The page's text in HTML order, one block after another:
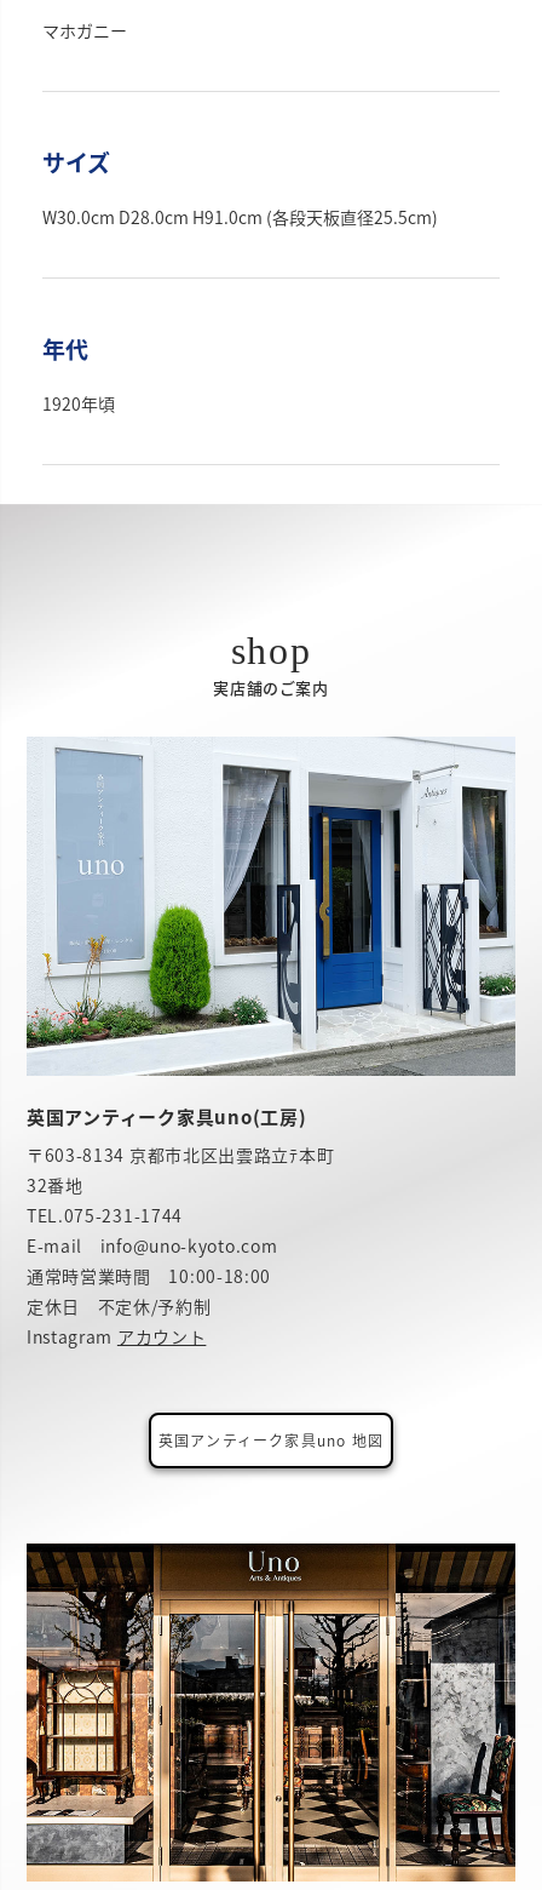
マホガニー
サイズ
W30.0cm D28.0cm H91.0cm (各段天板直径25.5cm)
年代
1920年頃
実店舗のご案内
英国アンティーク家具uno(工房)
〒603-8134 京都市北区出雲路立ﾃ本町
32番地
TEL.075-231-1744
E-mail info@uno-kyoto.com
通常時営業時間 10:00-18:00
定休日 不定休/予約制
Instagram アカウント
英国アンティーク家具uno 地図